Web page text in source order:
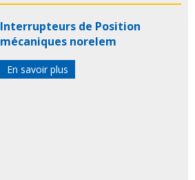
Interrupteurs de Position
mécaniques norelem
En savoir plus